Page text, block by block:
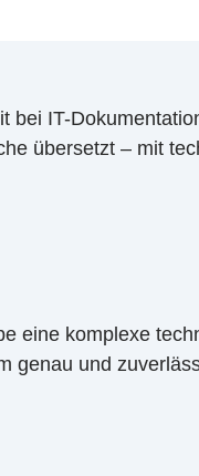
bei IT-
übersetzt – mit
eine komplexe
genau und